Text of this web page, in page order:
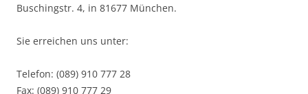
Buschingstr. 4, in 81677 München.
Sie erreichen uns unter:
Telefon: (089) 910 777 28
Fax: (089) 910 777 29